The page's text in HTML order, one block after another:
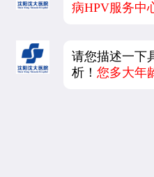
病HPV服务中
请您描述一下
析！您多大年